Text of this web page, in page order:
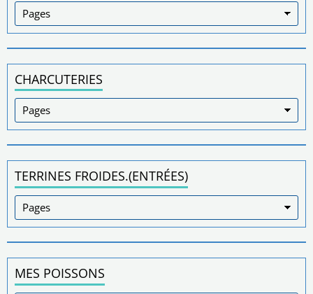
CHARCUTERIES
TERRINES FROIDES.(ENTRÉES)
MES POISSONS